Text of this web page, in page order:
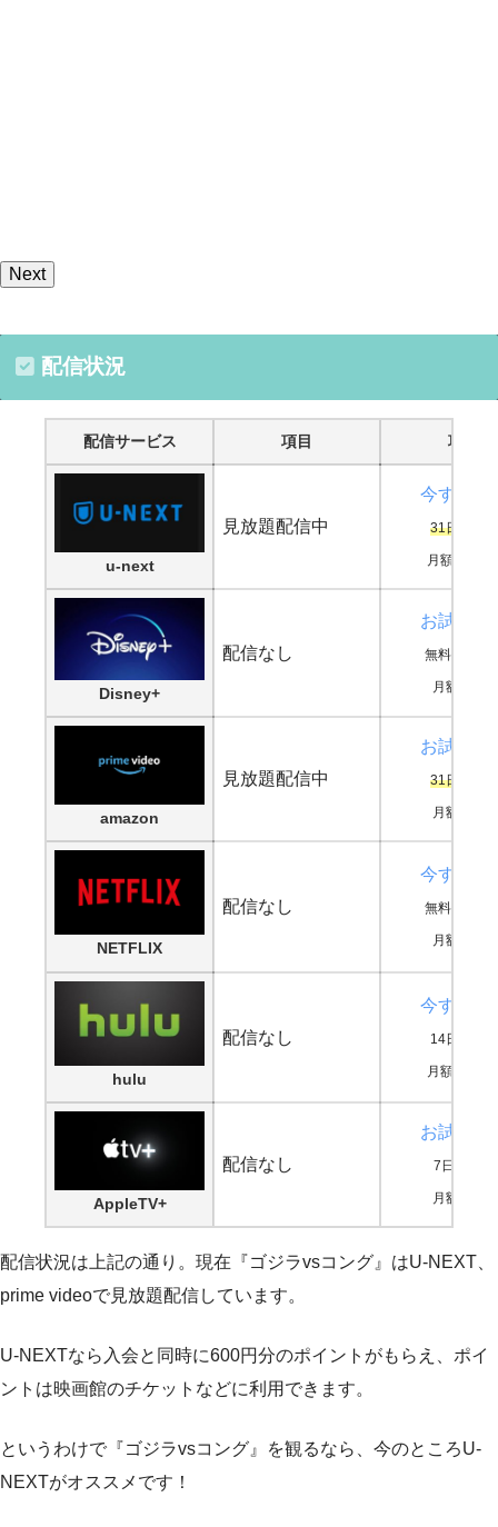
Next
配信状況
配信サービス 項目 項目
u-next
見放題配信中
今すぐ鑑
31日間無料
月額2,189
Disney+
配信なし
お試し登
無料期間な
月額990円
amazon
見放題配信中
お試し登
31日間無料
月額500円
NETFLIX
配信なし
今すぐ鑑
無料期間な
月額880円
hulu
配信なし
今すぐ鑑
14日間無料
月額1,026
AppleTV+
配信なし
お試し登
7日間無料
月額600円
配信状況は上記の通り。現在『ゴジラvsコング』はU-NEXT、
prime videoで見放題配信しています。
U-NEXTなら入会と同時に600円分のポイントがもらえ、ポイ
ントは映画館のチケットなどに利用できます。
というわけで『ゴジラvsコング』を観るなら、今のところU-
NEXTがオススメです！